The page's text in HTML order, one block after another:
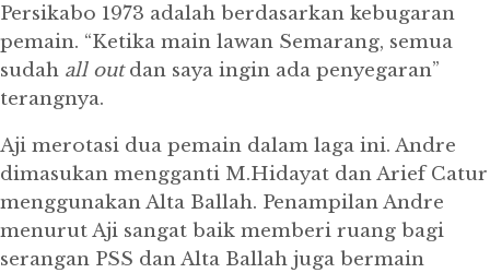
Persikabo 1973 adalah berdasarkan kebugaran
pemain. “Ketika main lawan Semarang, semua
sudah all outdan saya ingin ada penyegaran”
terangnya.
Aji merotasi dua pemain dalam laga ini. Andre
dimasukan mengganti M.Hidayat dan Arief Catur
menggunakan Alta Ballah. Penampilan Andre
menurut Aji sangat baik memberi ruang bagi
serangan PSS dan Alta Ballah juga bermain